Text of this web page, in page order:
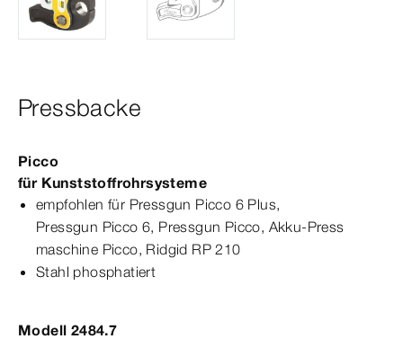
Pressbacke
Picco
für Kunststoffrohrsysteme
empfohlen für Pressgun Picco 6 Plus,
Pressgun Picco 6, Pressgun Picco, Akku-​Press­
maschine Picco, Ridgid RP 210
Stahl phosphatiert
Modell 2484.7